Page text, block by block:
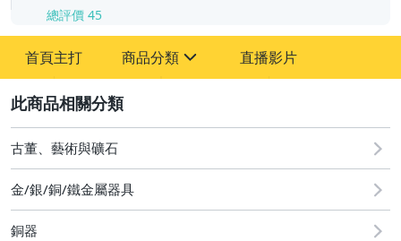
總評價 45
首頁主打 商品分類
其它
直播影片
古董、藝術與礦石
金/銀/銅/鐵金屬器具
銅器